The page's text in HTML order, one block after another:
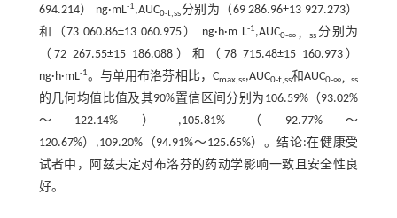
694.214） ng·mL-1,AUC0-t,ss分别为（69 286.96±13 927.273）
和（73 060.86±13 060.975） ng·h·m L-1,AUC0-∞，ss分别为
（72 267.55±15 186.088）和（78 715.48±15 160.973）
ng·h·mL-1。与单用布洛芬相比，Cmax,ss,AUC0-t,ss和AUC0-∞，ss
的几何均值比值及其90%置信区间分别为106.59%（93.02%
～122.14%）,105.81%（92.77%～
120.67%）,109.20%（94.91%～125.65%）。结论:在健康受
试者中，阿兹夫定对布洛芬的药动学影响一致且安全性良
好。